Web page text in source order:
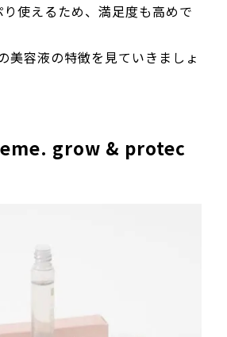
使えるため、満足度も高めで
美容液の特徴を見ていきましょ
grow & protec